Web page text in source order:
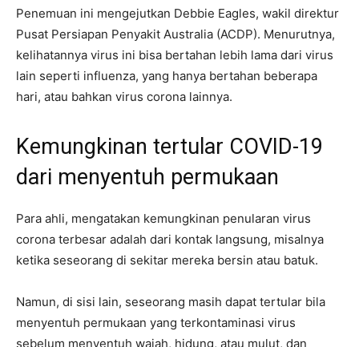
Penemuan ini mengejutkan Debbie Eagles, wakil direktur
Pusat Persiapan Penyakit Australia (ACDP). Menurutnya,
kelihatannya virus ini bisa bertahan lebih lama dari virus
lain seperti influenza, yang hanya bertahan beberapa
hari, atau bahkan virus corona lainnya.
Kemungkinan tertular COVID-19
dari menyentuh permukaan
Para ahli, mengatakan kemungkinan penularan virus
corona terbesar adalah dari kontak langsung, misalnya
ketika seseorang di sekitar mereka bersin atau batuk.
Namun, di sisi lain, seseorang masih dapat tertular bila
menyentuh permukaan yang terkontaminasi virus
sebelum menyentuh wajah, hidung, atau mulut, dan